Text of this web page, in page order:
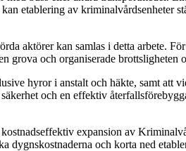
etablering av kriminalvårdsenheter
aktörer kan samlas i detta arbete.
och organiserade brottsligheten
hyror i anstalt och häkte, samt att
och en effektiv
expansion av
dygnskostnaderna och korta ned